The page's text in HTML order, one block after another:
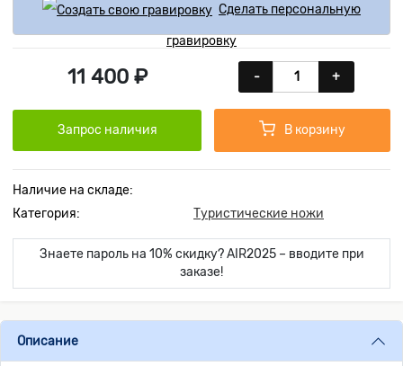
Сделать персональную
гравировку
11 400 ₽ - +
Запрос наличия В корзину
Наличие на складе:
Категория:
Туристические ножи
Знаете пароль на 10% скидку? AIR2025 – вводите при
заказе!
Описание